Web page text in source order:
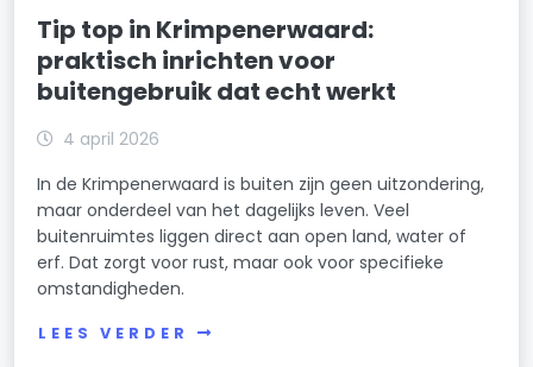
Tip top in Krimpenerwaard:
praktisch inrichten voor
buitengebruik dat echt werkt
4 april 2026
In de Krimpenerwaard is buiten zijn geen uitzondering,
maar onderdeel van het dagelijks leven. Veel
buitenruimtes liggen direct aan open land, water of
erf. Dat zorgt voor rust, maar ook voor specifieke
omstandigheden.
LEES VERDER